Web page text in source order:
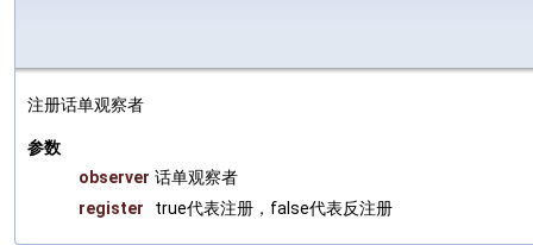
注册话单观察者
参数
observer 话单观察者
register
true代表注册，false代表反注册